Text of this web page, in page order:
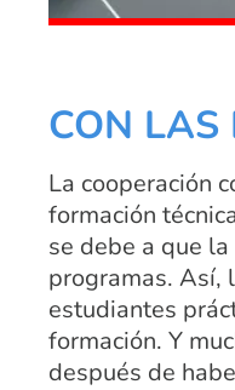
CON LAS
La cooperación
formación
se debe a que
programas. Así,
estudiantes
formación. Y
después de